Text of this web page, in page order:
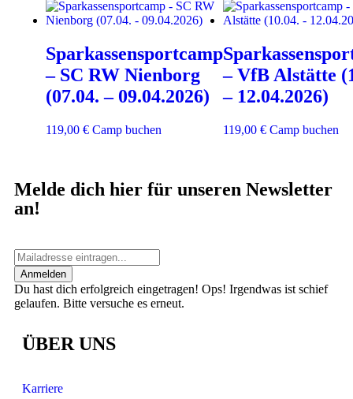
Sparkassensportcamp
– SC RW Nienborg
(07.04. – 09.04.2026)
119,00 € Camp buchen
– VfB Alstätte
– 12.04.2026)
119,00 € Camp buchen
Melde dich hier für unseren Newsletter
an!
Anmelden
Du hast dich erfolgreich eingetragen! Ops! Irgendwas ist schief
gelaufen. Bitte versuche es erneut.
ÜBER UNS
Karriere